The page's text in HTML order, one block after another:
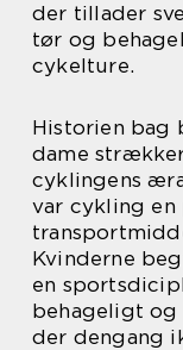
der tillader
tør og
cykelture.
Historien bag
dame
cyklingens
var cykling
Kvinderne
en
behageligt
der dengang